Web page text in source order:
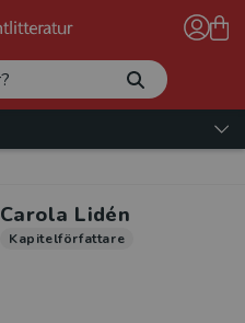
Carola Lidén
Kapitelförfattare